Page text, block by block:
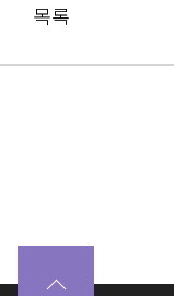
목록